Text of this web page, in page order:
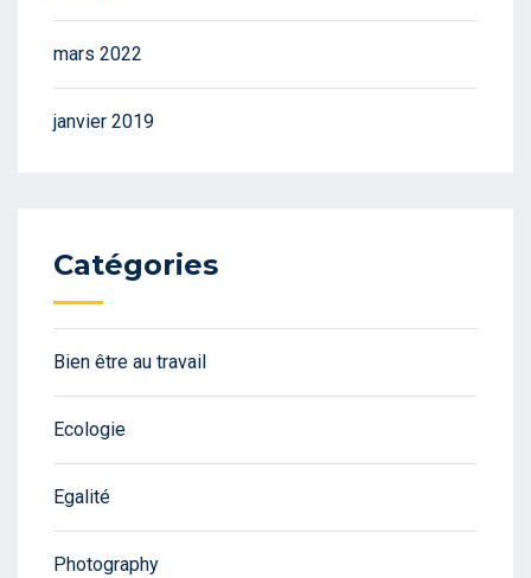
mars 2022
janvier 2019
Catégories
Bien être au travail
Ecologie
Egalité
Photography